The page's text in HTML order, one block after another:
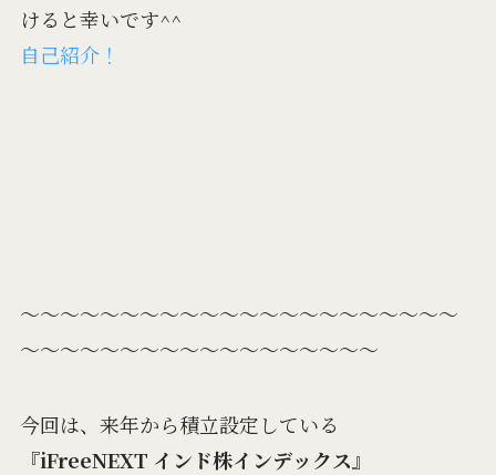
けると幸いです^^
自己紹介！
～～～～～～～～～～～～～～～～～～～～～～
～～～～～～～～～～～～～～～～～～
今回は、来年から積立設定している
『iFreeNEXT インド株インデックス 』